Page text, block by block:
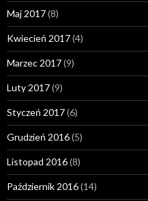
Maj 2017(8)
Kwiecień 2017(4)
Marzec 2017(9)
Luty 2017(9)
Styczeń 2017(6)
Grudzień 2016(5)
Listopad 2016(8)
Październik 2016(14)